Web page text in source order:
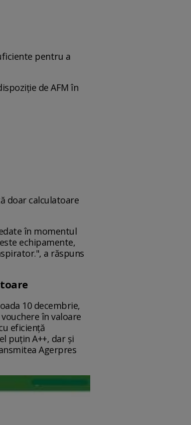
pentru a
de AFM în
doar calculatoare
în momentul
echipamente,
a răspuns
10 decembrie,
în valoare
eficienţă
puţin A++, dar şi
Agerpres